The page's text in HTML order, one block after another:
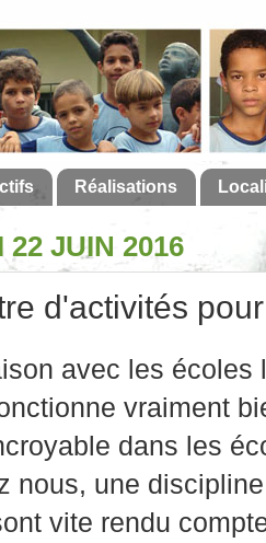
Réalisations
22 JUIN 2016
d'activités
avec les écoles
vraiment
dans les
nous, une
vite rendu